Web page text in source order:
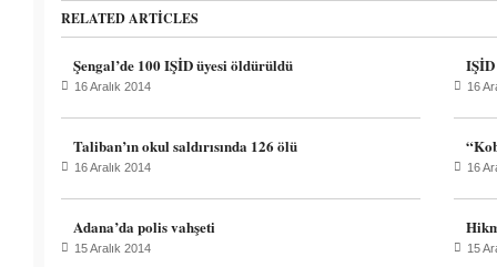
RELATED ARTICLES
Şengal’de 100 IŞİD üyesi öldürüldü
16 Aralık 2014
IŞİD
16
Taliban’ın okul saldırısında 126 ölü
16 Aralık 2014 16
Adana’da polis vahşeti
15 Aralık 2014 15